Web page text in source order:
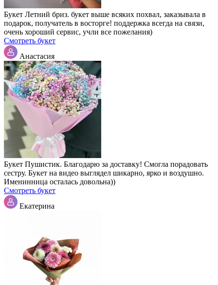
Букет Летний бриз. букет выше всяких похвал, заказывала в
подарок, получатель в восторге! поддержка всегда на связи,
очень хороший сервис, учли все пожелания)
Смотреть букет
Анастасия
Букет Пушистик. Благодарю за доставку! Смогла порадовать
сестру. Букет на видео выглядел шикарно, ярко и воздушно.
Именинница осталась довольна))
Смотреть букет
Екатерина